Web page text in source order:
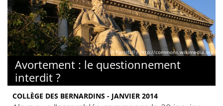
© Parsifall / http://commons.wikimedia.org
Avortement : le questionnement
interdit ?
COLLÈGE DES BERNARDINS - JANVIER 2014